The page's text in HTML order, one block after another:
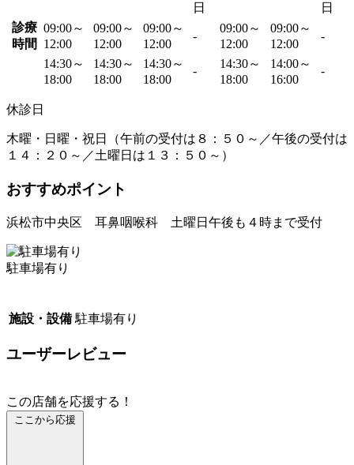
日
日
診療
時間
09:00～
12:00
09:00～
12:00
09:00～
12:00
-
09:00～
12:00
09:00～
12:00
-
14:30～
18:00
14:30～
18:00
14:30～
18:00
-
14:30～
18:00
14:00～
16:00
-
休診日
木曜・日曜・祝日（午前の受付は８：５０～／午後の受付は
１４：２０～／土曜日は１３：５０～）
おすすめポイント
浜松市中央区 耳鼻咽喉科 土曜日午後も４時まで受付
駐車場有り
施設・設備 駐車場有り
ユーザーレビュー
この店舗を応援する！
ここから応援